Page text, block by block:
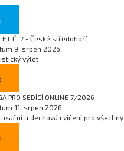
Č. 7 - České středohoří
9. srpen 2026
výlet
PRO SEDÍCÍ ONLINE 7/2026
11. srpen 2026
a dechová cvičení pro všechny.